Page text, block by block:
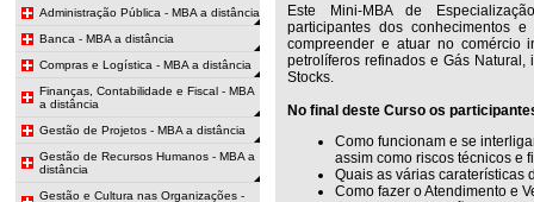
Administração Pública - MBA a distância
Banca - MBA a distância
Compras e Logística - MBA a distância
Finanças, Contabilidade e Fiscal - MBA
a distância
Gestão de Projetos - MBA a distância
Gestão de Recursos Humanos - MBA a
distância
Gestão e Cultura nas Organizações -
Este Mini-MBA de
participantes dos conhecimentos
compreender e atuar no comércio
petrolíferos refinados e Gás
Stocks.
No final deste Curso os
Como funcionam e se
assim como riscos técnicos e
Quais as várias caraterísticas
Como fazer o Atendimento e